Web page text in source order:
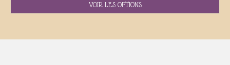
VOIR LES OPTIONS